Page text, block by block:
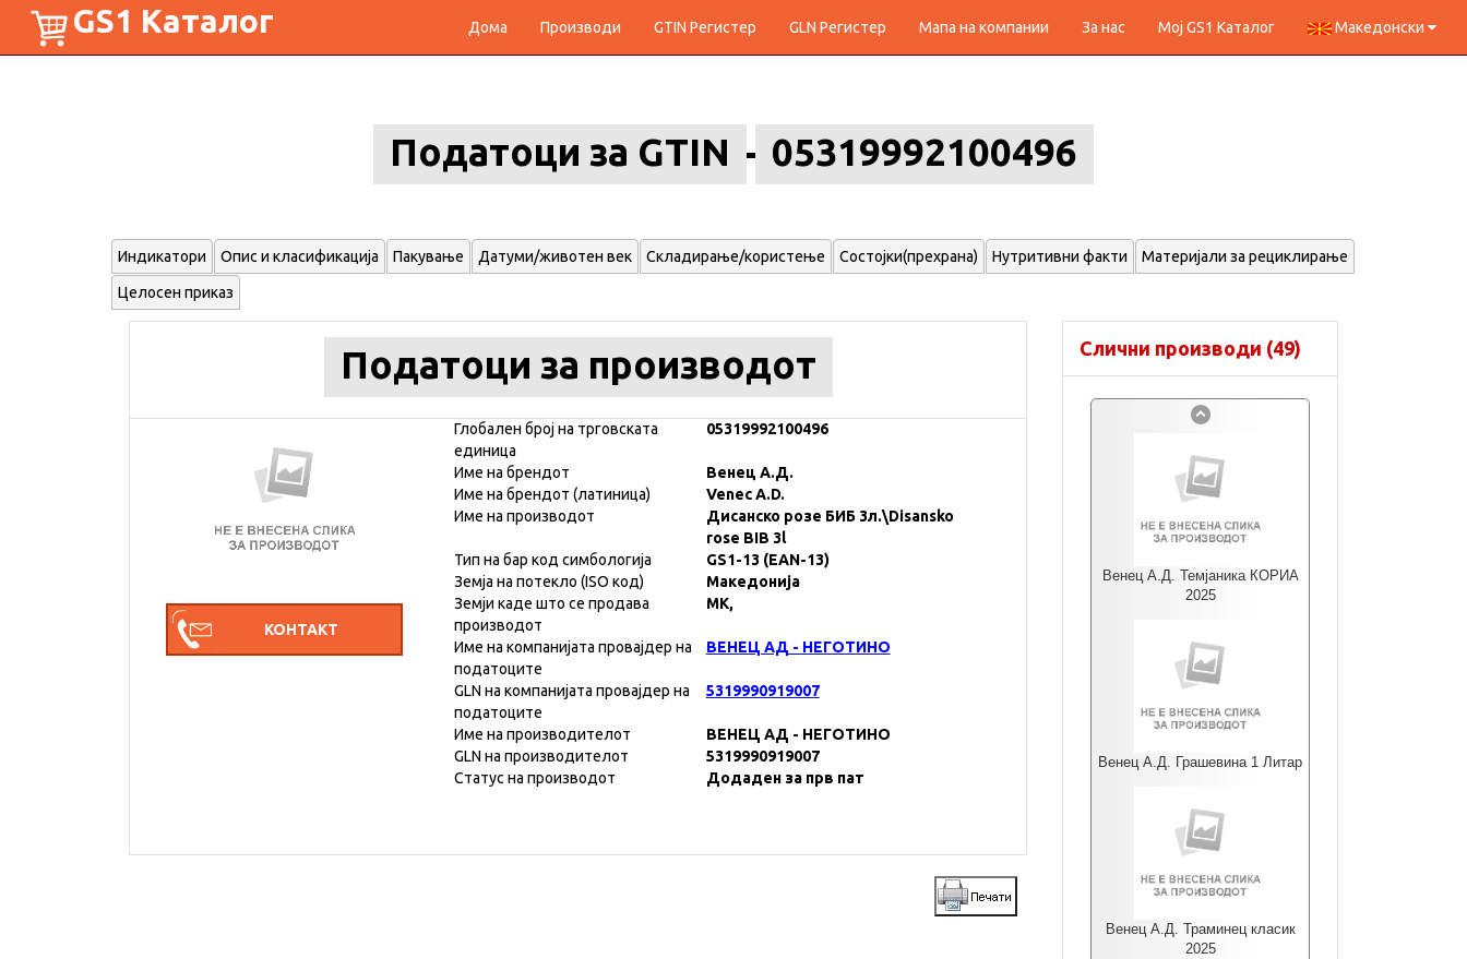
GS1 Каталог Дома Производи GTIN Регистер GLN Регистер Мапа на компании За нас Мој GS1 Каталог Македонски
Податоци за GTIN 05319992100496
Индикатори Опис и класификација Пакување Датуми/животен век Складирање/користење Состојки(прехрана) Нутритивни факти Материјали за рециклирање
Целосен приказ
Податоци за производот
Глобален број на трговската
единица
05319992100496
Име на брендот
Венец А.Д.
Име на брендот (латиница)
Venec A.D.
Име на производот
Дисанско розе БИБ 3л.\Disansko
rose BIB 3l
Тип на бар код симбологија
GS1-13 (EAN-13)
Земја на потекло (ISO код)
Македонија
Земји каде што се продава
производот
MK,
Име на компанијата провајдер на
податоците
ВЕНЕЦ АД - НЕГОТИНО
GLN на компанијата провајдер на
податоците
5319990919007
Име на производителот
ВЕНЕЦ АД - НЕГОТИНО
GLN на производителот
5319990919007
Статус на производот
Додаден за прв пат
Слични производи (49)
Венец А.Д. Темјаника КОРИА
2025
Венец А.Д. Грашевина 1 Литар
Венец А.Д. Траминец класик
2025